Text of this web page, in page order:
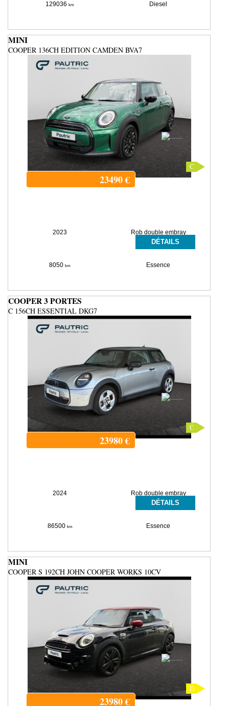
129036km Diesel
MINI
COOPER 136CH EDITION CAMDEN BVA7
C
2023 Rob double embray
8050km Essence
23490€
DÉTAILS
COOPER 3 PORTES
C 156CH ESSENTIAL DKG7
C
2024 Rob double embray
86500 km Essence
23980€
DÉTAILS
MINI
COOPER S 192CH JOHN COOPER WORKS 10CV
D
23980€